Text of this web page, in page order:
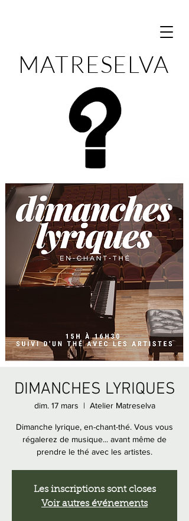
MATRESELVA
DIMANCHES LYRIQUES
dim. 17 mars
  |
Atelier Matreselva
Dimanche lyrique, en-chant-thé. Vous vous
régalerez de musique... avant même de
prendre le thé avec les artistes.
Les inscriptions sont closes
Voir autres événements